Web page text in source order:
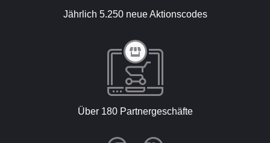
Jährlich 5.250 neue Aktionscodes
Über 180 Partnergeschäfte